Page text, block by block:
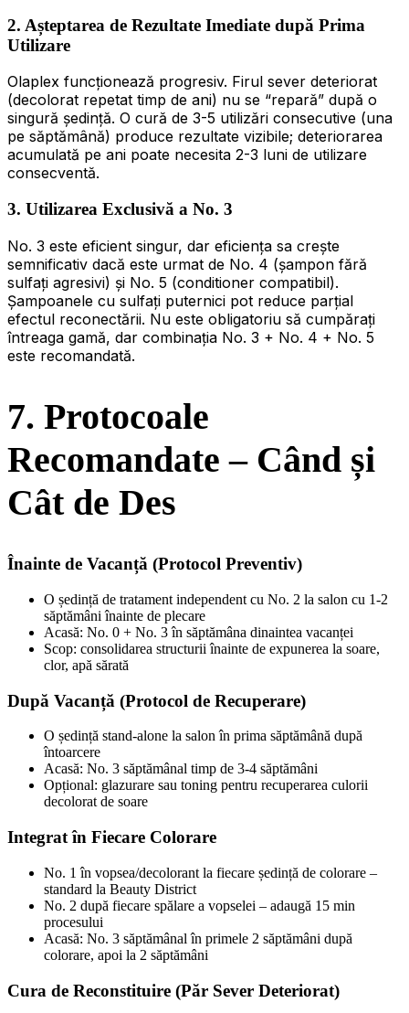
2. Așteptarea de Rezultate Imediate după Prima
Utilizare
Olaplex funcționează progresiv. Firul sever deteriorat
(decolorat repetat timp de ani) nu se “repară” după o
singură ședință. O cură de 3-5 utilizări consecutive (una
pe săptămână) produce rezultate vizibile; deteriorarea
acumulată pe ani poate necesita 2-3 luni de utilizare
consecventă.
3. Utilizarea Exclusivă a No. 3
No. 3 este eficient singur, dar eficiența sa crește
semnificativ dacă este urmat de No. 4 (șampon fără
sulfați agresivi) și No. 5 (conditioner compatibil).
Șampoanele cu sulfați puternici pot reduce parțial
efectul reconectării. Nu este obligatoriu să cumpărați
întreaga gamă, dar combinația No. 3 + No. 4 + No. 5
este recomandată.
7. Protocoale
Recomandate – Când și
Cât de Des
Înainte de Vacanță (Protocol Preventiv)
O ședință de tratament independent cu No. 2 la salon cu 1-2
săptămâni înainte de plecare
Acasă: No. 0 + No. 3 în săptămâna dinaintea vacanței
Scop: consolidarea structurii înainte de expunerea la soare,
clor, apă sărată
După Vacanță (Protocol de Recuperare)
O ședință stand-alone la salon în prima săptămână după
întoarcere
Acasă: No. 3 săptămânal timp de 3-4 săptămâni
Opțional: glazurare sau toning pentru recuperarea culorii
decolorat de soare
Integrat în Fiecare Colorare
No. 1 în vopsea/decolorant la fiecare ședință de colorare –
standard la Beauty District
No. 2 după fiecare spălare a vopselei – adaugă 15 min
procesului
Acasă: No. 3 săptămânal în primele 2 săptămâni după
colorare, apoi la 2 săptămâni
Cura de Reconstituire (Păr Sever Deteriorat)